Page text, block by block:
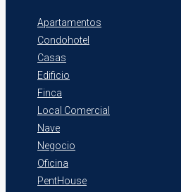
Apartamentos
Condohotel
Casas
Edificio
Finca
Local Comercial
Nave
Negocio
Oficina
PentHouse